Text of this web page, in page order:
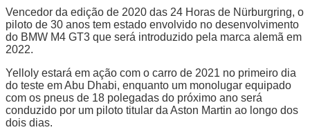
Vencedor da edição de 2020 das 24 Horas de Nürburgring, o
piloto de 30 anos tem estado envolvido no desenvolvimento
do BMW M4 GT3 que será introduzido pela marca alemã em
2022.
Yelloly estará em ação com o carro de 2021 no primeiro dia
do teste em Abu Dhabi, enquanto um monolugar equipado
com os pneus de 18 polegadas do próximo ano será
conduzido por um piloto titular da Aston Martin ao longo dos
dois dias.